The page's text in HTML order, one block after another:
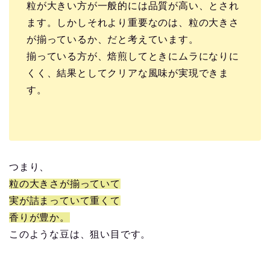
粒が大きい方が一般的には品質が高い、とされ
ます。しかしそれより重要なのは、粒の大きさ
が揃っているか、だと考えています。
揃っている方が、焙煎してときにムラになりに
くく、結果としてクリアな風味が実現できま
す。
つまり、
粒の大きさが揃っていて
実が詰まっていて重くて
香りが豊か。
このような豆は、狙い目です。